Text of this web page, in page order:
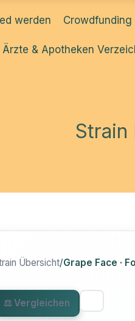
werden Crowdfunding
Ärzte & Apotheken
Strain
Übersicht/Grape Face ·
⚖ Vergleichen